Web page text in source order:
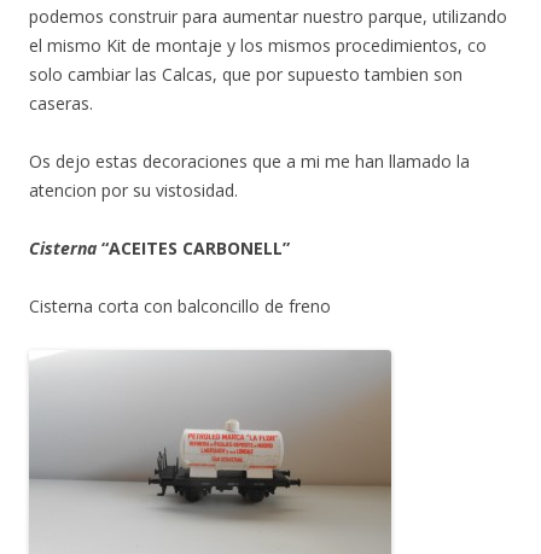
podemos construir para aumentar nuestro parque, utilizando
el mismo Kit de montaje y los mismos procedimientos, co
solo cambiar las Calcas, que por supuesto tambien son
caseras.
Os dejo estas decoraciones que a mi me han llamado la
atencion por su vistosidad.
Cisterna “ACEITES CARBONELL”
Cisterna corta con balconcillo de freno